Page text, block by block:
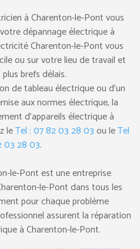
à Charenton-le-Pont vous
dépannage électrique à
Charenton-le-Pont vous
ou sur votre lieu de travail et
brefs délais.
de tableau électrique ou d’un
aux normes électrique, la
d’appareils électrique à
leTel : 07 82 03 28 03ou leTel
03 28 03.
le-Pont est une entreprise
le-Pont dans tous les
pour chaque problème
assurent la réparation
à Charenton-le-Pont.